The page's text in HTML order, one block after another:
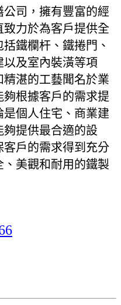
司，擁有豐富的經
力於為客戶提供全
鐵欄杆、鐵捲門、
及室內裝潢等項
精湛的工藝聞名於業
根據客戶的需求提
個人住宅、商業建
提供最合適的設
戶的需求得到充分
美觀和耐用的鐵製